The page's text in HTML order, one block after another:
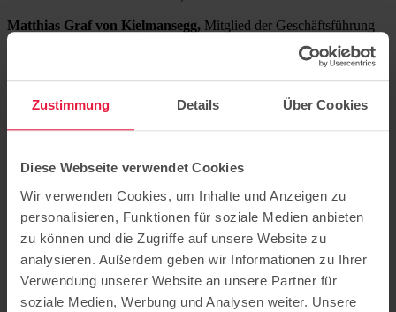
Zustimmung Details Über Cookies
Diese Webseite verwendet Cookies
Wir verwenden Cookies, um Inhalte und Anzeigen zu
personalisieren, Funktionen für soziale Medien anbieten
zu können und die Zugriffe auf unsere Website zu
analysieren. Außerdem geben wir Informationen zu Ihrer
Verwendung unserer Website an unsere Partner für
soziale Medien, Werbung und Analysen weiter. Unsere
Matthias Graf von Kielmansegg, Mitglied der Geschäftsführung
der Vodafone Stiftung
Actiengesellschaft
Sascha Voigt de Oliveira
Sitz der Stiftung: Potsdam
Hermannswerder 7
14473 Potsdam
Bildung
Pflege